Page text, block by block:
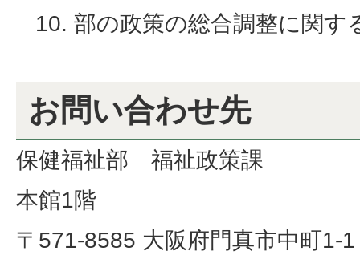
部の政策の総合調整に関す
お問い合わせ先
保健福祉部 福祉政策課
本館1階
〒571-8585 大阪府門真市中町1-1